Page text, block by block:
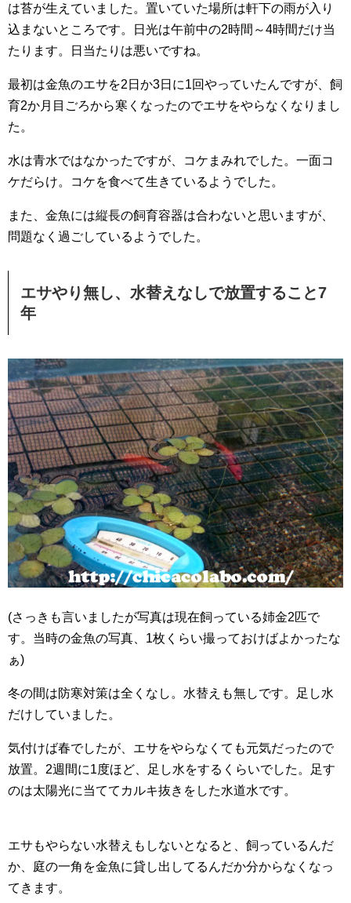
は苔が生えていました。置いていた場所は軒下の雨が入り
込まないところです。日光は午前中の2時間～4時間だけ当
たります。日当たりは悪いですね。
最初は金魚のエサを2日か3日に1回やっていたんですが、飼
育2か月目ごろから寒くなったのでエサをやらなくなりまし
た。
水は青水ではなかったですが、コケまみれでした。一面コ
ケだらけ。コケを食べて生きているようでした。
また、金魚には縦長の飼育容器は合わないと思いますが、
問題なく過ごしているようでした。
エサやり無し、水替えなしで放置すること7
年
(さっきも言いましたが写真は現在飼っている姉金2匹で
す。当時の金魚の写真、1枚くらい撮っておけばよかったな
ぁ)
冬の間は防寒対策は全くなし。水替えも無しです。足し水
だけしていました。
気付けば春でしたが、エサをやらなくても元気だったので
放置。2週間に1度ほど、足し水をするくらいでした。足す
のは太陽光に当ててカルキ抜きをした水道水です。
エサもやらない水替えもしないとなると、飼っているんだ
か、庭の一角を金魚に貸し出してるんだか分からなくなっ
てきます。